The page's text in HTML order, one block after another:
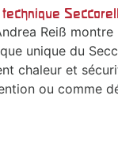
Seccorell
Reiß montre
unique du
chaleur et
ou comme